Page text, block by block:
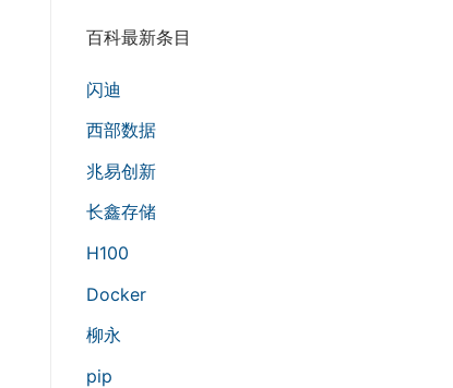
百科最新条目
闪迪
西部数据
兆易创新
长鑫存储
H100
Docker
柳永
pip